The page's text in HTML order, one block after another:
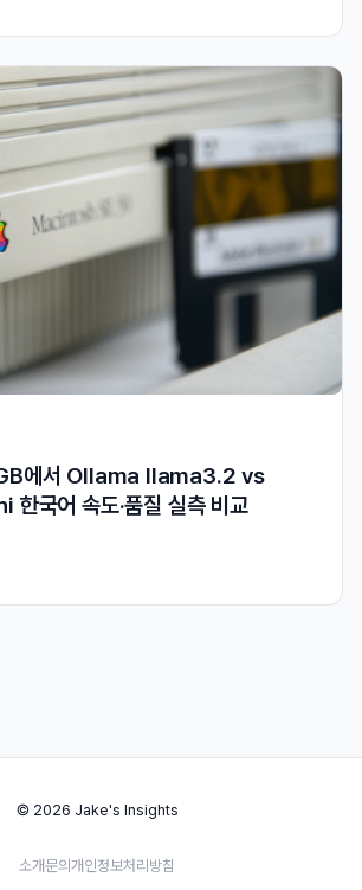
에서 Ollama llama3.2 vs
국어 속도·품질 실측 비교
© 2026 Jake's Insights
소개문의개인정보처리방침